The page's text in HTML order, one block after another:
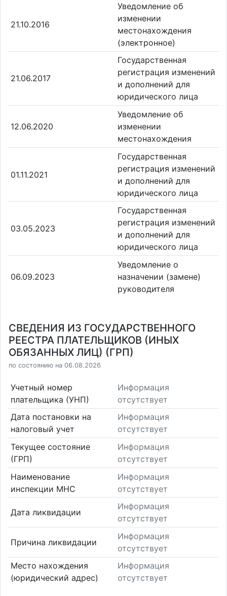
21.10.2016
Уведомление об
изменении
местонахождения
(электронное)
21.06.2017
Государственная
регистрация изменений
и дополнений для
юридического лица
12.06.2020
Уведомление об
изменении
местонахождения
01.11.2021
Государственная
регистрация изменений
и дополнений для
юридического лица
03.05.2023
Государственная
регистрация изменений
и дополнений для
юридического лица
06.09.2023
Уведомление о
назначении (замене)
руководителя
СВЕДЕНИЯ ИЗ ГОСУДАРСТВЕННОГО
РЕЕСТРА ПЛАТЕЛЬЩИКОВ (ИНЫХ
ОБЯЗАННЫХ ЛИЦ) (ГРП)
по состоянию на 06.08.2026
Учетный номер
плательщика (УНП)
Информация
отсутствует
Дата постановки на
налоговый учет
Информация
отсутствует
Текущее состояние
(ГРП)
Информация
отсутствует
Наименование
инспекции МНС
Информация
отсутствует
Дата ликвидации
Информация
отсутствует
Причина ликвидации
Информация
отсутствует
Место нахождения
(юридический адрес)
Информация
отсутствует